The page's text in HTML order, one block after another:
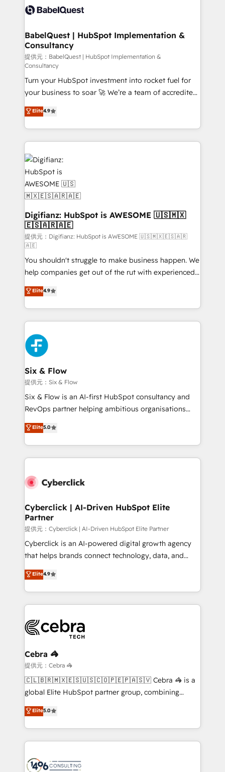
scalable retainers. Let’s make HubSpot your most
powerful growth engine. Built to convert, scale, and
Custom API integrations & ERP systems inc. SAP and
super skilled members) • 150+ Clients for Sales Hub,
Marketing Hub, Service Hub, Data Hub and Website
(CMS) • ISO/IEC 27001:2022, ISO 9001:2015 and
now... ISO 42001: 2023 certified • Exclusive AI
'GuardHub' governance framework, based on ISO
42001 - helping you 'organise complexity' 𝗥𝗲𝗮𝗱𝘆
𝗳𝗼𝗿 𝘁𝗵𝗲 𝗻𝗲𝘅𝘁 𝘀𝘁𝗲𝗽? Click the 👈 '𝗖𝗼𝗻𝘁𝗮𝗰𝘁
𝗯𝘂𝘀𝗶𝗻𝗲𝘀𝘀' button to get in touch (𝘸𝘦'𝘳𝘦 𝘴𝘶𝘱𝘦𝘳
𝘳𝘦𝘴𝘱𝘰𝘯𝘴𝘪𝘷𝘦)
BabelQuest | HubSpot Implementation &
Consultancy
提供元：BabelQuest | HubSpot Implementation &
Consultancy
Turn your HubSpot investment into rocket fuel for
your business to soar 🚀 We’re a team of accredited
HubSpot experts ready to help you. We can
implement the platform into complex business
environments, optimise what you've got and make
sure you can actually use it, build your website in
HubSpot or create an inbound marketing strategy
for you and execute it on HubSpot. We are on the
G-Cloud 14 CCS (Crown Commercial Service)
framework, meaning we've been accredited by
HubSpot and vetted by the CCS, which means we
can support public sector companies as well the
other ones listed in our profile. Our services: -
HubSpot implementation - HubSpot CMS website
build We can do lots of things. But everything we do
is there for you to: - Grow revenue, and run your
business more efficiently - Build stronger
relationships with customers - Make better
decisions with data - Find a new voice and reach
more people - Get the most out of your HubSpot
investment
Elite4.9
Digifianz: HubSpot is AWESOME 🇺🇸🇲🇽
🇪🇸🇦🇷🇦🇪
提供元：Digifianz: HubSpot is AWESOME 🇺🇸🇲🇽🇪🇸🇦🇷
🇦🇪
You shouldn't struggle to make business happen. We
help companies get out of the rut with experienced,
process-oriented teams implementing HubSpot
Marketing, Sales, Service, CMS and Operations Hub,
so selling and actually engaging with your customers
feels easy and pain-free. We are a top ranked
HubSpot Elite Partner, winner of Rookie of the Year
and Customer First Awards, 4.9/5 rating in HubSpot
Reviews and 4.9/5 rating in Clutch Reviews. Digifianz
helps the following industries: logistics & 3PL, home
improvement & construction, branding and
commercialization, real estate, health, education,
SaaS, Software Dev & IT and consulting, make the
the United States, EU, UAE, Mexico and Latin
America. From casual user to super fan: make
Elite4.9
Six & Flow
提供元：Six & Flow
Six & Flow is an AI-first HubSpot consultancy and
RevOps partner helping ambitious organisations
grow with clarity, confidence, and intelligence.
Operating across the UK, Netherlands, Ireland, and
Canada, we’ve delivered thousands of successful
HubSpot projects for mid-market and enterprise
combine HubSpot, data, and AI to design connected
and technology for predictable, scalable revenue
growth. Our expertise spans RevOps, CRM and data
architecture, AI enablement, and strategic marketing,
delivered through our proprietary FLAIR framework
for responsible AI adoption. As a HubSpot Elite
we blend strategy, creativity, and technology to help
organisations scale smarter and grow stronger.
Elite5.0
Cyberclick | AI-Driven HubSpot Elite
Partner
提供元：Cyberclick | AI-Driven HubSpot Elite Partner
Cyberclick is an AI-powered digital growth agency
that helps brands connect technology, data, and
creativity to achieve measurable results. Founded in
Barcelona and operating across Spain, LATAM, and
the UK, we support global companies in building
smarter marketing, sales, and customer success
Iberia (Spain & Portugal), we combine human insight
with intelligent automation to drive sustainable
growth. Our multidisciplinary team designs solutions
that simplify complexity, boost performance, and
turn innovation into real impact. 🌍 Highlights •
HubSpot Partner since 2012 • 2022 EMEA Impact
projects • Clients in 30+ industries • Proprietary
technology for integrations • Multilingual team:
Elite4.9
Cebra 🦓
提供元：Cebra 🦓
🇨🇱🇧🇷🇲🇽🇪🇸🇺🇸🇨🇴🇵🇪🇵🇦🇸🇻 Cebra 🦓 is a
global Elite HubSpot partner group, combining
technology, marketing and media expertise across
Latin America and Southern Europe, with teams
across 9 countries. Born in Chile, we combine local
insight with international reach to help businesses
HubSpot implementations, building end-to-end
Elite5.0